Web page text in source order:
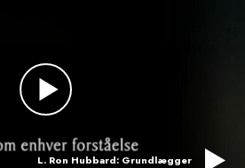
L. Ron Hubbard: Grundlægger